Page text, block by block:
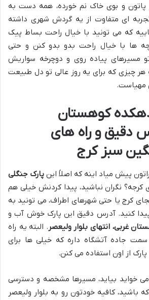
و بوی خاک نم خورده، همه دست به
ای متفاوت از یه گردش شهری داشته
که می تونید با خیال راحت بساط پیک
ها با خیال راحت بدو بدو کنن و حتی
مسیرهای پیاده روی و دوچرخه سواریش
چیزی که برای یه روز عالی تو دل طبیعت
مهیاست.
کوهستان
دقیق و راه های
سبز کرج
پیش میاد اینه که اصلاً این پارک جنگلی
نگران نباشید، پیدا کردنش خیلی هم
کرج یا حتی شهرهای اطراف، می تونید به
کنید. آدرس دقیق این پارک خوش آب و
غربی، انتهای بلوار ولیعصر . البته یه راه
جاده آتشگاه داره که خیلی ها برای
از اون استفاده می کنن.
خواید بیاید، مسیرها مشخصه و دسترسی
باشید، کافیه خودتون رو به بلوار ولیعصر